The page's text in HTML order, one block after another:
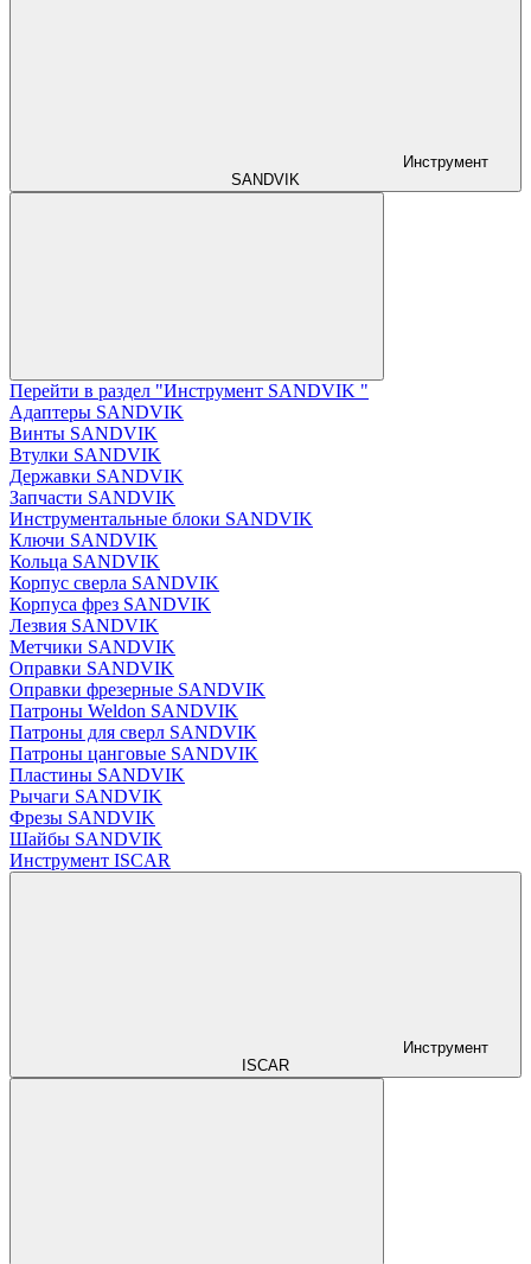
Инструмент
SANDVIK
Перейти в раздел "Инструмент SANDVIK "
Адаптеры SANDVIK
Винты SANDVIK
Втулки SANDVIK
Державки SANDVIK
Запчасти SANDVIK
Инструментальные блоки SANDVIK
Ключи SANDVIK
Кольца SANDVIK
Корпус сверла SANDVIK
Корпуса фрез SANDVIK
Лезвия SANDVIK
Метчики SANDVIK
Оправки SANDVIK
Оправки фрезерные SANDVIK
Патроны Weldon SANDVIK
Патроны для сверл SANDVIK
Патроны цанговые SANDVIK
Пластины SANDVIK
Рычаги SANDVIK
Фрезы SANDVIK
Шайбы SANDVIK
Инструмент ISCAR
Инструмент
ISCAR